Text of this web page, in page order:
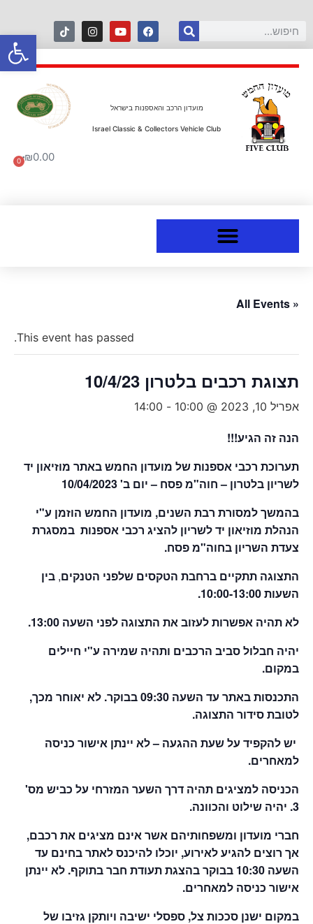
מועדון הרכב והאספנות בישראל
Israel Classic & Collectors Vehicle Club
₪0.00
0
« All Events
This event has passed.
תצוגת רכבים בלטרון 10/4/23
אפריל 10, 2023 @ 10:00 -
14:00
הנה זה הגיע!!!
תערוכת רכבי אספנות של מועדון החמש באתר מוזיאון יד
לשריון בלטרון – חוה"מ פסח – יום ב' 10/04/2023
בהמשך למסורת רבת השנים, מועדון החמש הוזמן ע"י
הנהלת מוזיאון יד לשריון להציג רכבי אספנות במסגרת
צעדת השריון בחוה"מ פסח.
התצוגה תתקיים ברחבת הטקסים שלפני הטנקים, בין
השעות 10:00-13:00.
לא תהיה אפשרות לעזוב את התצוגה לפני השעה 13:00.
יהיה חבלול סביב הרכבים ותהיה שמירה ע"י חיילים
במקום.
התכנסות באתר עד השעה 09:30 בבוקר. לא יאוחר מכך,
לטובת סידור התצוגה.
יש להקפיד על שעת ההגעה – לא יינתן אישור כניסה
למאחרים.
הכניסה למציגים תהיה דרך השער המזרחי על כביש מס'
3. יהיה שילוט והכוונה.
חברי מועדון ומשפחותיהם אשר אינם מציגים את רכבם,
אך רוצים להגיע לאירוע, יוכלו להיכנס לאתר בחינם עד
השעה 10:30 בבוקר בהצגת תעודת חבר בתוקף. לא יינתן
אישור כניסה למאחרים.
במקום ישנן סככות צל, ספסלי ישיבה ויותקן גזיבו של
פתח